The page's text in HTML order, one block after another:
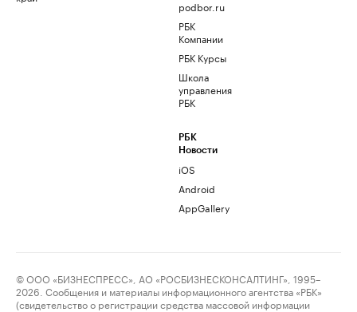
podbor.ru
РБК
Компании
РБК Курсы
Школа
управления
РБК
РБК
Новости
iOS
Android
AppGallery
© ООО «БИЗНЕСПРЕСС», АО «РОСБИЗНЕСКОНСАЛТИНГ», 1995–
2026. Сообщения и материалы информационного агентства «РБК»
(свидетельство о регистрации средства массовой информации